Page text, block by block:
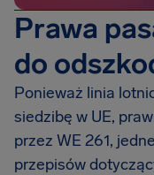
Prawa
do
Ponieważ linia
siedzibę w UE,
przez WE 261,
przepisów